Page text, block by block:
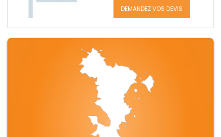
DEMANDEZ VOS DEVIS